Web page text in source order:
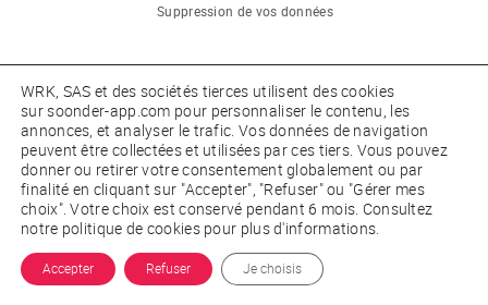
Suppression de vos données
WRK, SAS et des sociétés tierces utilisent des cookies
sursoonder-app.com pour personnaliser le contenu, les
annonces, et analyser le trafic. Vos données de navigation
peuvent être collectées et utilisées par ces tiers. Vous pouvez
donner ou retirer votre consentement globalement ou par
finalité en cliquant sur "Accepter", "Refuser" ou "Gérer mes
choix". Votre choix est conservé pendant 6 mois. Consultez
notre politique de cookies pour plus d'informations.
Accepter Refuser Je choisis